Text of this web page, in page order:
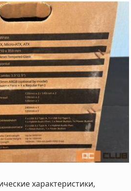
характеристики,